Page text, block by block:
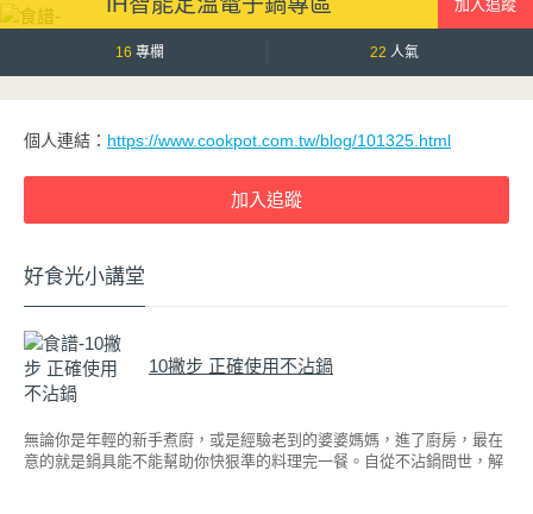
16 專欄 22 人氣
個人連結： https://www.cookpot.com.tw/blog/101325.html
好食光小講堂
10撇步 正確使用不沾鍋
無論你是年輕的新手煮廚，或是經驗老到的婆婆媽媽，進了廚房，最在
意的就是鍋具能不能幫助你快狠準的料理完一餐。自從不沾鍋問世，解